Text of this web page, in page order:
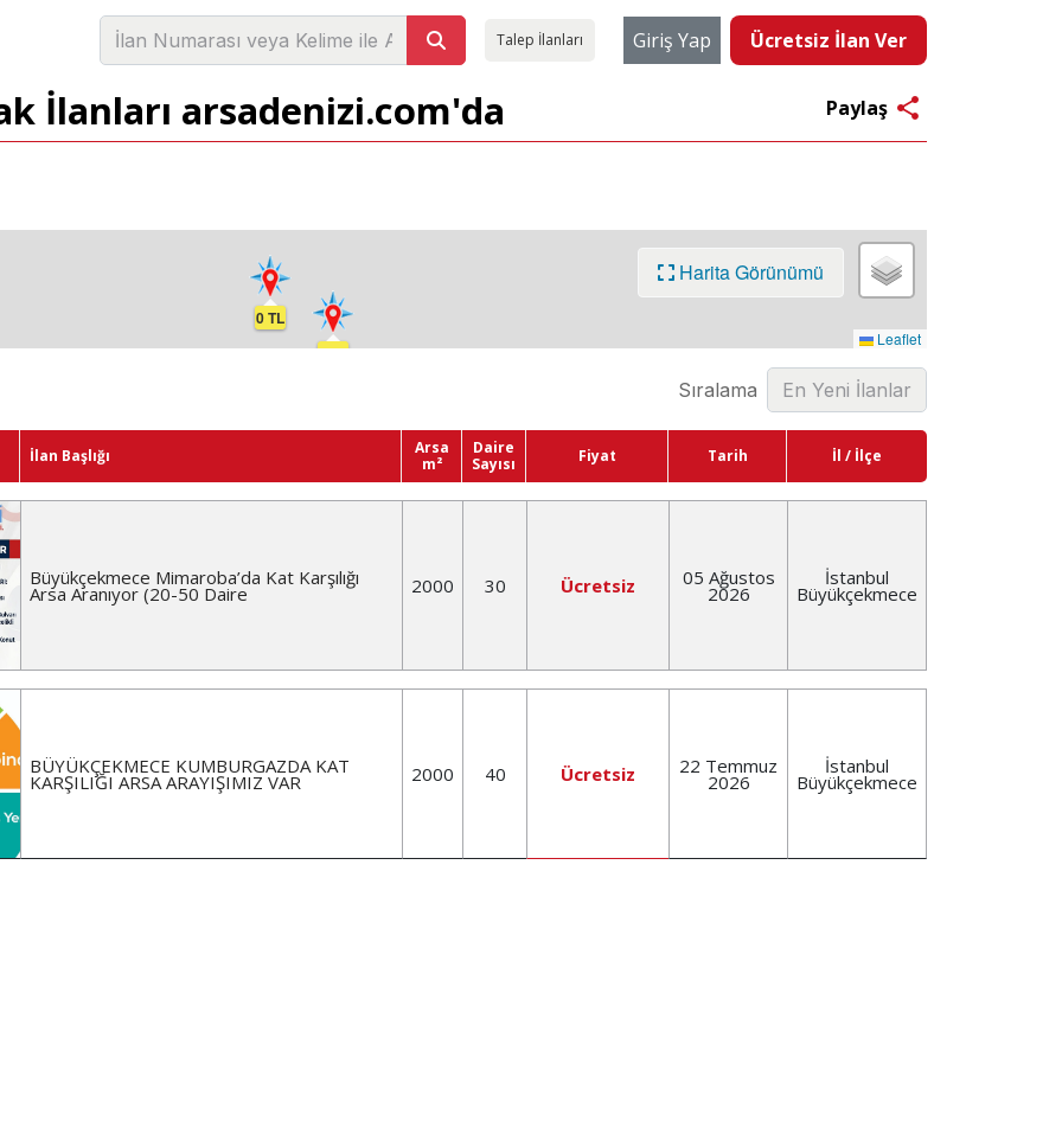
Talep İlanları Giriş Yap Ücretsiz İlan Ver
İlanları arsadenizi.com'da Paylaş share
Harita Görünümü
0 TL
0 TL
Leaflet
Sıralama
İlan Başlığı
Arsa
m²
Daire
Sayısı
Fiyat Tarih İl / İlçe
Büyükçekmece Mimaroba’da Kat Karşılığı
Arsa Aranıyor (20-50 Daire 2000 30 Ücretsiz 05 Ağustos
2026
İstanbul
Büyükçekmece
BÜYÜKÇEKMECE KUMBURGAZDA KAT
KARŞILIĞI ARSA ARAYIŞIMIZ VAR 2000 40 Ücretsiz 22 Temmuz
2026
İstanbul
Büyükçekmece